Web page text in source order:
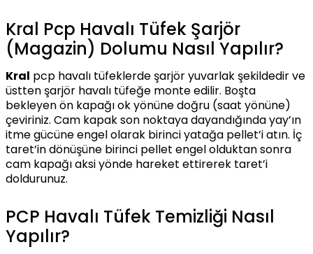
Kral Pcp Havalı Tüfek Şarjör
(Magazin) Dolumu Nasıl Yapılır?
Kral pcp havalı tüfeklerde şarjör yuvarlak şekildedir ve
üstten şarjör havalı tüfeğe monte edilir. Boşta
bekleyen ön kapağı ok yönüne doğru (saat yönüne)
çeviriniz. Cam kapak son noktaya dayandığında yay’ın
itme gücüne engel olarak birinci yatağa pellet’i atın. İç
taret’in dönüşüne birinci pellet engel olduktan sonra
cam kapağı aksi yönde hareket ettirerek taret’i
doldurunuz.
PCP Havalı Tüfek Temizliği Nasıl
Yapılır?